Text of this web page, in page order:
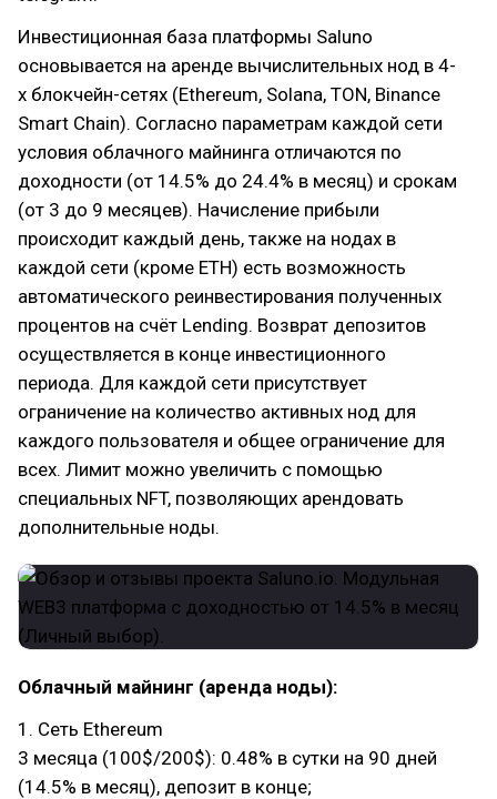
Инвестиционная база платформы Saluno
основывается на аренде вычислительных нод в 4-
х блокчейн-сетях (Ethereum, Solana, TON, Binance
Smart Chain). Согласно параметрам каждой сети
условия облачного майнинга отличаются по
доходности (от 14.5% до 24.4% в месяц) и срокам
(от 3 до 9 месяцев). Начисление прибыли
происходит каждый день, также на нодах в
каждой сети (кроме ETH) есть возможность
автоматического реинвестирования полученных
процентов на счёт Lending. Возврат депозитов
осуществляется в конце инвестиционного
периода. Для каждой сети присутствует
ограничение на количество активных нод для
каждого пользователя и общее ограничение для
всех. Лимит можно увеличить с помощью
специальных NFT, позволяющих арендовать
дополнительные ноды.
Облачный майнинг (аренда ноды):
1. Сеть Ethereum
3 месяца (100$/200$): 0.48% в сутки на 90 дней
(14.5% в месяц), депозит в конце;